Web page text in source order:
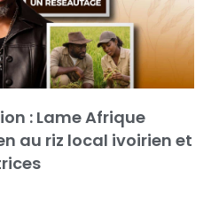
: Lame Afrique
au riz local ivoirien et